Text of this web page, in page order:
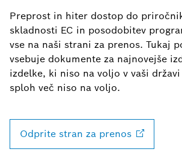
Preprost in hiter dostop do
skladnosti EC in posodobitev
vse na naši strani za prenos. Tukaj
vsebuje dokumente za najnovejše
izdelke, ki niso na voljo v vaši
sploh več niso na voljo.
Odprite stran za prenos